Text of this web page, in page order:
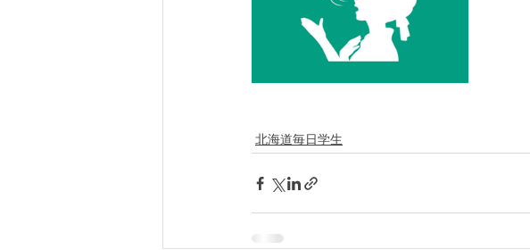
北海道毎日学生